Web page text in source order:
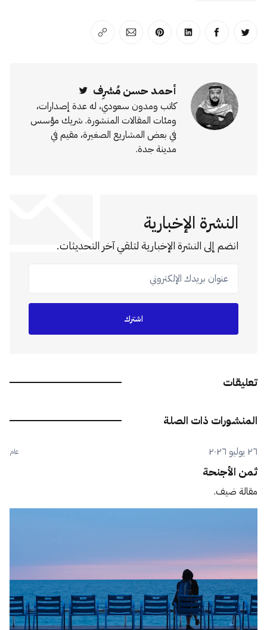
انشر على تويترانشر على الفيسبوك
انشر على لينكد إن
انشر على بينترست
انشر على الإيميل
انسخ الرابط
أحمد حسن مُشرِف
كاتب ومدون سعودي، له عدة إصدارات،
ومئات المقالات المنشورة. شريك مؤسس
في بعض المشاريع الصغيرة، مقيم في
مدينة جدة.
النشرة الإخبارية
انضم إلى النشرة الإخبارية لتلقي آخر التحديثات.
عنوان بريدك الإلكتروني
اشترك
تعليقات
المنشورات ذات الصلة
٢٦ يوليو ٢٠٢٦ عام
ثمن الأجنحة
مقالة ضيف.